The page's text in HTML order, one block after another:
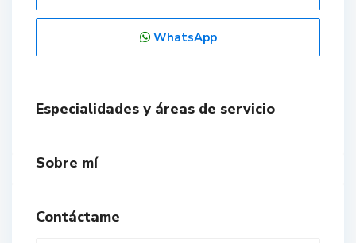
WhatsApp
Especialidades y áreas de servicio
Sobre mí
Contáctame